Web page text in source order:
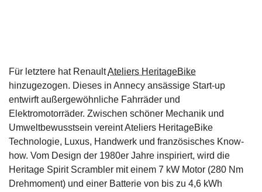
Für letztere hat RenaultAteliers HeritageBike
hinzugezogen. Dieses in Annecy ansässige Start-up
entwirft außergewöhnliche Fahrräder und
Elektromotorräder. Zwischen schöner Mechanik und
Umweltbewusstsein vereint Ateliers HeritageBike
Technologie, Luxus, Handwerk und französisches Know-
how. Vom Design der 1980er Jahre inspiriert, wird die
Heritage Spirit Scrambler mit einem 7 kW Motor (280 Nm
Drehmoment) und einer Batterie von bis zu 4,6 kWh